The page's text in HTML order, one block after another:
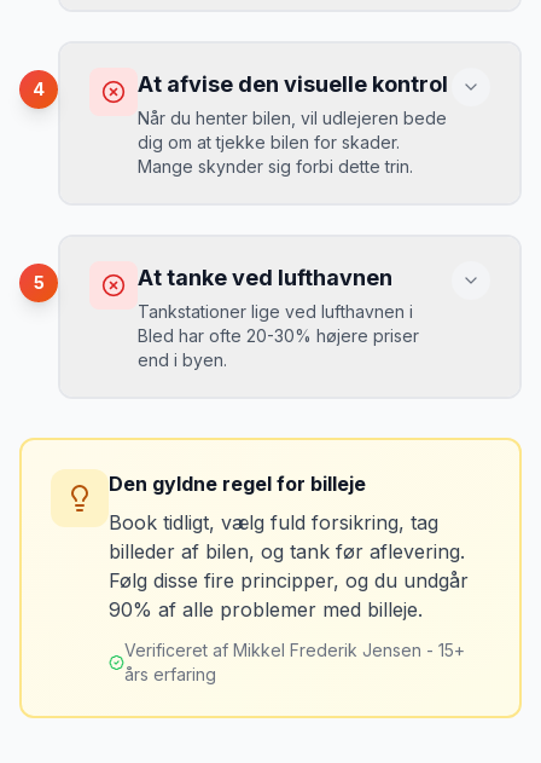
MJ
Mikkels erfaring September 2023
“ En lille bule i døren kostede mig 8.000
kr. i selvrisiko. Siden har jeg altid
Du betaler 20-30% mere for brændstof,
da udlejeren tager høje benzinpriser.
Løsning
4 At afvise den visuelle kontrol
Når du henter bilen, vil udlejeren bede
dig om at tjekke bilen for skader.
Mange skynder sig forbi dette trin.
Du kan blive opkrævet for skader, der
var der før du fik bilen.
Løsning
brændstofmåleren.
MJ
Mikkels erfaring Oktober 2024
“Jeg fotograferer altid bilen fra alle
vinkler ved afhentning. Det har reddet
5 At tanke ved lufthavnen
Tankstationer lige ved lufthavnen i
Bled har ofte 20-30% højere priser
end i byen.
sidste tankning.
Tank bilen op et par kilometer fra
lufthavnen dagen før aflevering. Priserne
er markant lavere.
Den gyldne regel for billeje
Book tidligt, vælg fuld forsikring, tag
billeder af bilen, og tank før aflevering.
Følg disse fire principper, og du undgår
90% af alle problemer med billeje.
Verificeret af Mikkel Frederik Jensen - 15+
års erfaring